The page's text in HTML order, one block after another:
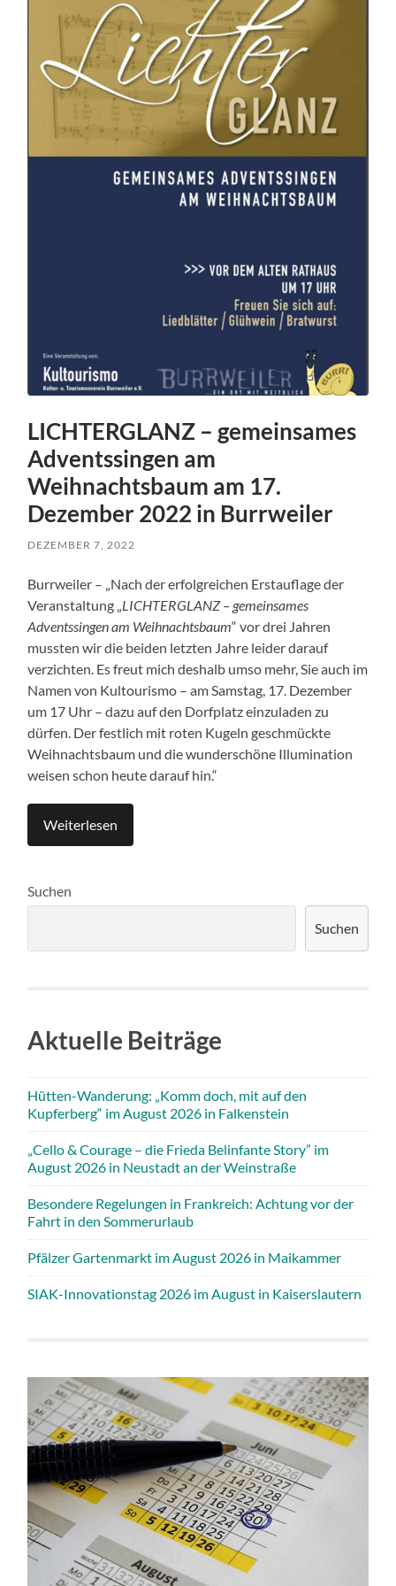
LICHTERGLANZ – gemeinsames
Adventssingen am
Weihnachtsbaum am 17.
Dezember 2022 in Burrweiler
DEZEMBER 7, 2022
Burrweiler – „Nach der erfolgreichen Erstauflage der
Veranstaltung „LICHTERGLANZ – gemeinsames
Adventssingen am Weihnachtsbaum“ vor drei Jahren
mussten wir die beiden letzten Jahre leider darauf
verzichten. Es freut mich deshalb umso mehr, Sie auch im
Namen von Kultourismo – am Samstag, 17. Dezember
um 17 Uhr – dazu auf den Dorfplatz einzuladen zu
dürfen. Der festlich mit roten Kugeln geschmückte
Weihnachtsbaum und die wunderschöne Illumination
weisen schon heute darauf hin.“
Weiterlesen
Suchen
Suchen
Aktuelle Beiträge
Hütten-Wanderung: „Komm doch, mit auf den
Kupferberg“ im August 2026 in Falkenstein
„Cello & Courage – die Frieda Belinfante Story” im
August 2026 in Neustadt an der Weinstraße
Besondere Regelungen in Frankreich: Achtung vor der
Fahrt in den Sommerurlaub
Pfälzer Gartenmarkt im August 2026 in Maikammer
SIAK-Innovationstag 2026 im August in Kaiserslautern